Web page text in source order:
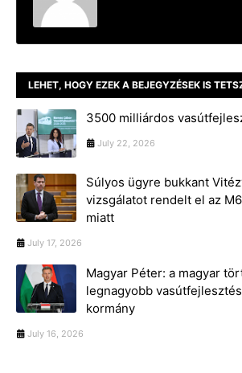
LEHET, HOGY EZEK A BEJEGYZÉSEK IS
3500 milliárdos
July 22, 2026
Súlyos ügyre bukkant
vizsgálatot rendelt el az
miatt
July 17, 2026
Magyar Péter: a magyar
legnagyobb
kormány
July 16, 2026